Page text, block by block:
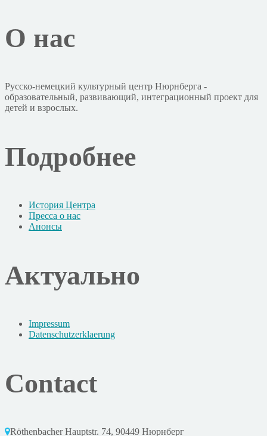
О нас
Русско-немецкий культурный центр Нюрнберга -
образовательный, развивающий, интеграционный проект для
детей и взрослых.
Подробнее
История Центра
Пресса о нас
Анонсы
Актуально
Impressum
Datenschutzerklaerung
Contact
Röthenbacher Hauptstr. 74, 90449 Нюрнберг